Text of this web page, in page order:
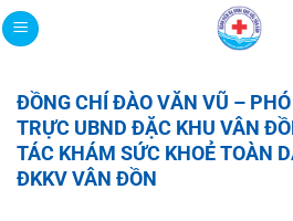
Bỏ
qua
dung
ĐỒNG CHÍ ĐÀO VĂN VŨ –
TRỰC UBND ĐẶC KHU VÂN
TÁC KHÁM SỨC KHOẺ TOÀN
ĐKKV VÂN ĐỒN